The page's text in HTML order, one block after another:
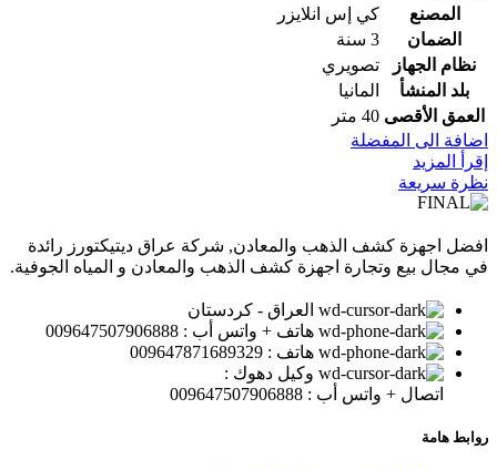
المصنع
كي إس انلايزر
الضمان
3 سنة
نظام الجهاز
تصويري
بلد المنشأ
المانيا
العمق الأقصى 40 متر
اضافة الى المفضلة
إقرأ المزيد
نظرة سريعة
افضل اجهزة كشف الذهب والمعادن, شركة عراق ديتيكتورز رائدة
في مجال بيع وتجارة اجهزة كشف الذهب والمعادن و المياه الجوفية.
العراق - كردستان
هاتف + واتس أب : 009647507906888
هاتف : 009647871689329
وكيل دهوك :
اتصال + واتس أب : 009647507906888
روابط هامة